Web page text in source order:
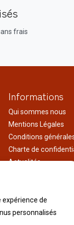
frais
Informations
Qui sommes nous
Mentions Légales
Conditions
Charte de
Actualités
Liens utilesde
personnalisés